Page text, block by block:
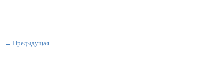
← Предыдущая